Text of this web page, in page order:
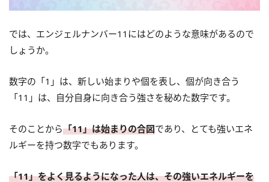
では、エンジェルナンバー11にはどのような意味があるので
しょうか。
数字の「1」は、新しい始まりや個を表し、個が向き合う
「11」は、自分自身に向き合う強さを秘めた数字です。
そのことから「11」は始まりの合図であり、とても強いエネ
ルギーを持つ数字でもあります。
「11」をよく見るようになった人は、その強いエネルギーを